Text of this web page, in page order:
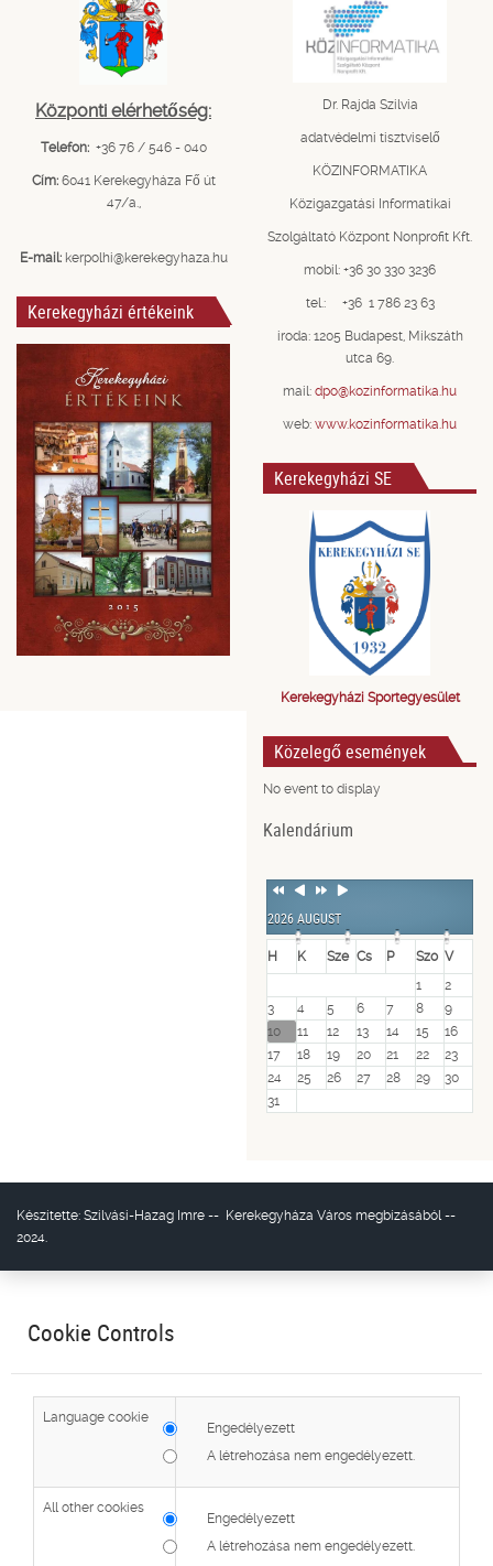
Központi elérhetőség:
Telefon: +36 76 / 546 - 040
Cím: 6041 Kerekegyháza Fő út
47/a.,
E-mail: kerpolhi@kerekegyhaza.hu
Kerekegyházi értékeink
Dr. Rajda Szilvia
adatvédelmi tisztviselő
KÖZINFORMATIKA
Közigazgatási Informatikai
Szolgáltató Központ Nonprofit Kft.
mobil: +36 30 330 3236
tel.: +36 1 786 23 63
iroda: 1205 Budapest, Mikszáth
utca 69.
mail: dpo@kozinformatika.hu
web: www.kozinformatika.hu
Kerekegyházi SE
Kerekegyházi Sportegyesület
Közelegő események
No event to display
Kalendárium
Previous
Previous
NextNext
2026 AUGUST
H K Sze Cs P Szo V
1
2
3
4 5 6 7 8
9
10
11 12 13 14 15
16
17
18 19 20 21 22
23
24
25 26 27 28 29
30
31
Készítette: Szilvási-Hazag Imre -- Kerekegyháza Város megbízásából --
2024.
Cookie Controls
Language cookie
Engedélyezett
A létrehozása nem engedélyezett.
All other cookies
Engedélyezett
A létrehozása nem engedélyezett.